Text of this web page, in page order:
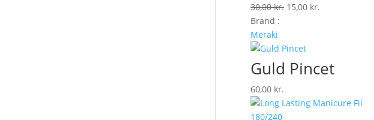
30,00kr. Den
var:
30,00 kr..
15,00 kr.Den
15,00 kr..
Brand :
Meraki
Guld Pincet
60,00 kr.